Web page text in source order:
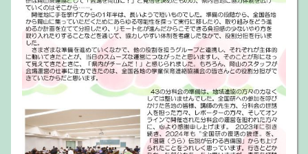
2024.9.12
【再掲】広報チームfacebookとInstagram
を開設
広報チームではfacebookとInstagramを開設しま
した。広報チームより情報を発信していきます。ぜひ
全国の学童保育関係者の皆様へお知らせください♪
facebook はこちら 、Instagramはこちらから。
2024.11.1 全国研広報チームニュース No7を掲載
広報ニュースNo.7を発行しました。いよいよ間近にせ